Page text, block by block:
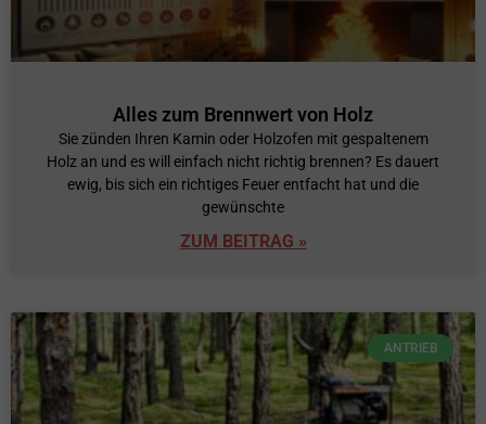
Alles zum Brennwert von Holz
Sie zünden Ihren Kamin oder Holzofen mit gespaltenem
Holz an und es will einfach nicht richtig brennen? Es dauert
ewig, bis sich ein richtiges Feuer entfacht hat und die
gewünschte
ZUM BEITRAG »
ANTRIEB